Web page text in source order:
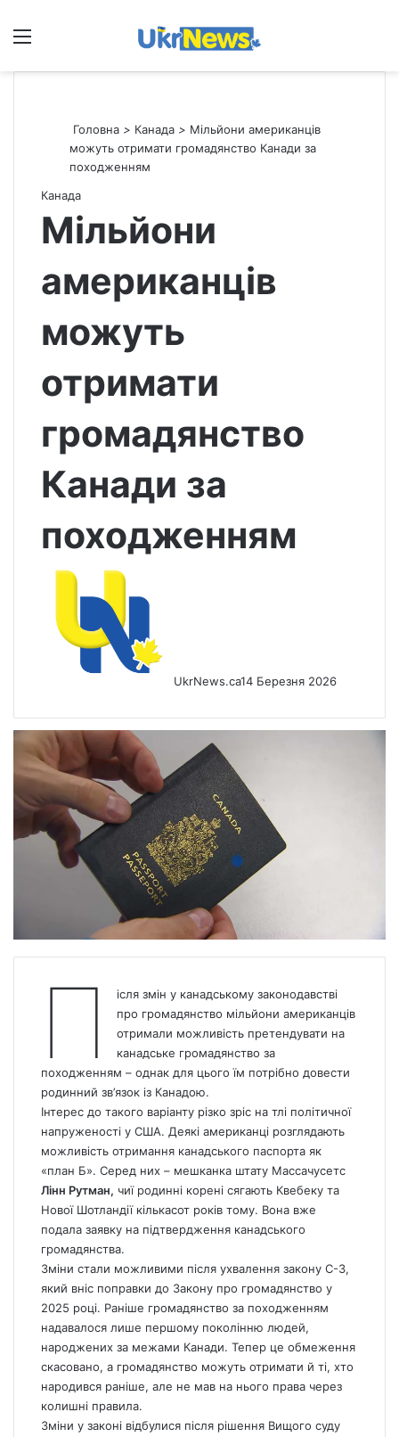
Меню
Головна > Канада > Мільйони американців
можуть отримати громадянство Канади за
походженням
Канада
Мільйони
американців
можуть
отримати
громадянство
Канади за
походженням
UkrNews.ca14 Березня 2026
П
ісля змін у канадському законодавстві
про громадянство мільйони американців
отримали можливість претендувати на
канадське громадянство за
походженням – однак для цього їм потрібно довести
родинний зв’язок із Канадою.
Інтерес до такого варіанту різко зріс на тлі політичної
напруженості у США. Деякі американці розглядають
можливість отримання канадського паспорта як
«план Б». Серед них – мешканка штату Массачусетс
Лінн Рутман, чиї родинні корені сягають Квебеку та
Нової Шотландії кількасот років тому. Вона вже
подала заявку на підтвердження канадського
громадянства.
Зміни стали можливими після ухвалення закону C-3,
який вніс поправки до Закону про громадянство у
2025 році. Раніше громадянство за походженням
надавалося лише першому поколінню людей,
народжених за межами Канади. Тепер це обмеження
скасовано, а громадянство можуть отримати й ті, хто
народився раніше, але не мав на нього права через
колишні правила.
Зміни у законі відбулися після рішення Вищого суду